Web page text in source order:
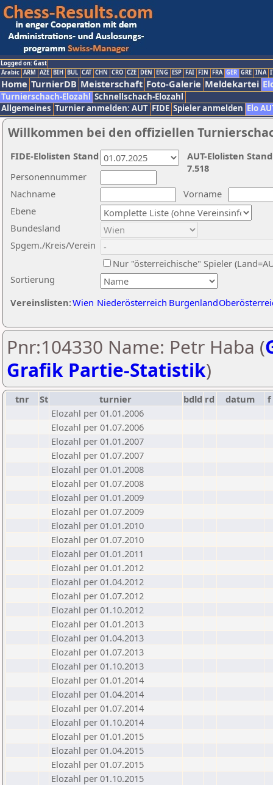
Logged on: Gast
Arabic ARM AZE BIH BUL CAT CHN CRO CZE DEN ENG ESP FAI FIN FRA GER GRE INA
Home TurnierDB Meisterschaft Foto-Galerie Meldekartei
Turnierschach-Elozahl Schnellschach-Elozahl
Allgemeines Turnier anmelden: AUT FIDE Spieler anmelden Elo
Willkommen bei den offiziellen
Nachname
Vorname
Ebene
Sortierung
Personennummer
Bundesland
Spgem./Kreis/Verein
Nur "österreichische" Spieler
Vereinslisten:Wien Niederösterreich Burgenland
AUT-Elolisten
7.518
FIDE-Elolisten Stand
Pnr:104330 Name: Petr Haba (
Grafik Partie-Statistik)
tnr St turnier bdld rd datum
f
Elozahl per 01.01.2006
Elozahl per 01.07.2006
Elozahl per 01.01.2007
Elozahl per 01.07.2007
Elozahl per 01.01.2008
Elozahl per 01.07.2008
Elozahl per 01.01.2009
Elozahl per 01.07.2009
Elozahl per 01.01.2010
Elozahl per 01.07.2010
Elozahl per 01.01.2011
Elozahl per 01.01.2012
Elozahl per 01.04.2012
Elozahl per 01.07.2012
Elozahl per 01.10.2012
Elozahl per 01.01.2013
Elozahl per 01.04.2013
Elozahl per 01.07.2013
Elozahl per 01.10.2013
Elozahl per 01.01.2014
Elozahl per 01.04.2014
Elozahl per 01.07.2014
Elozahl per 01.10.2014
Elozahl per 01.01.2015
Elozahl per 01.04.2015
Elozahl per 01.07.2015
Elozahl per 01.10.2015